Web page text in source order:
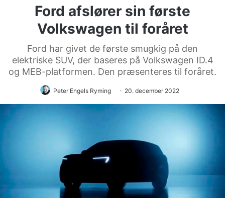
Ford afslører sin første
Volkswagen til foråret
Ford har givet de første smugkig på den
elektriske SUV, der baseres på Volkswagen ID.4
og MEB-platformen. Den præsenteres til foråret.
Peter Engels Ryming 20. december 2022